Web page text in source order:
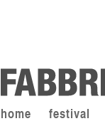
home festival